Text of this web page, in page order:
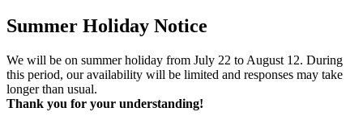
Summer Holiday Notice
We will be on summer holiday from July 22 to August 12. During
this period, our availability will be limited and responses may take
longer than usual.
Thank you for your understanding!